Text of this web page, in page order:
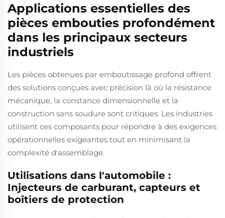
Applications essentielles des
pièces embouties profondément
dans les principaux secteurs
industriels
Les pièces obtenues par emboutissage profond offrent
des solutions conçues avec précision là où la résistance
mécanique, la constance dimensionnelle et la
construction sans soudure sont critiques. Les industries
utilisent ces composants pour répondre à des exigences
opérationnelles exigeantes tout en minimisant la
complexité d'assemblage.
Utilisations dans l'automobile :
Injecteurs de carburant, capteurs et
boîtiers de protection